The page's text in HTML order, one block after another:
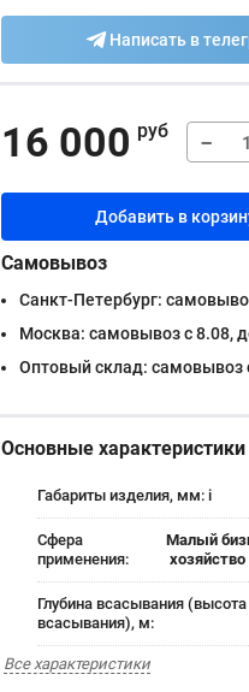
Написать в
16 000 руб −
Добавить в
Самовывоз
Санкт-Петербург:
Москва: самовывоз с 8.08,
Оптовый склад: самовывоз
Основные характеристики
Габариты изделия, мм: i
Сфера
применения:
Малый
Глубина всасывания (высота
всасывания), м:
Все характеристики